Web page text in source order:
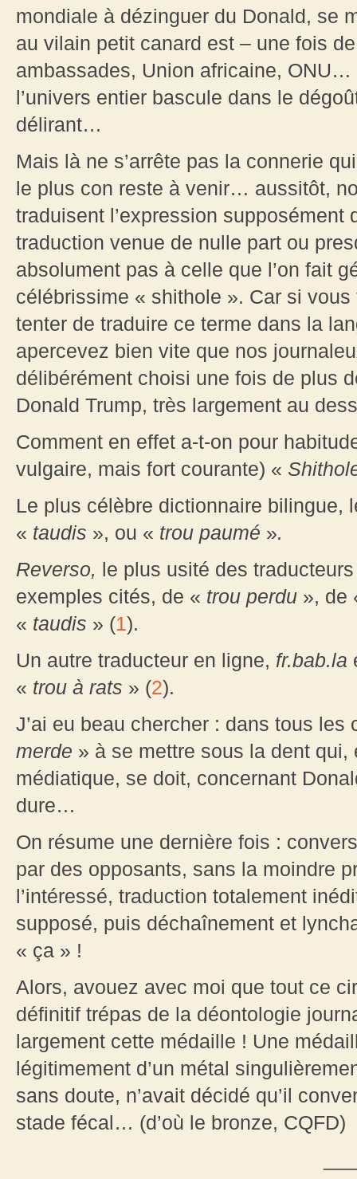
mondiale à dézinguer du Donald, se
au vilain petit canard est – une fois
ambassades, Union africaine, ONU…
l’univers entier bascule dans le
délirant…
Mais là ne s’arrête pas la connerie
le plus con reste à venir… aussitôt,
traduisent l’expression
traduction venue de nulle part ou
absolument pas à celle que l’on fait
célébrissime « shithole ». Car si
tenter de traduire ce terme dans la
apercevez bien vite que nos
délibérément choisi une fois de plus
Donald Trump, très largement au
Comment en effet a-t-on pour
vulgaire, mais fort courante) «
Le plus célèbre dictionnaire bilingue,
« taudis », ou « trou paumé ».
Reverso, le plus usité des
exemples cités, de « trou perdu », de
« taudis » (1).
Un autre traducteur en ligne, fr.bab.la
« trou à rats » (2).
J’ai eu beau chercher : dans tous
merde » à se mettre sous la dent qui,
médiatique, se doit, concernant
dure…
On résume une dernière fois :
par des opposants, sans la moindre
l’intéressé, traduction totalement
supposé, puis déchaînement et
« ça » !
Alors, avouez avec moi que tout ce
définitif trépas de la déontologie
largement cette médaille ! Une
légitimement d’un métal
sans doute, n’avait décidé qu’il
stade fécal… (d’où le bronze, CQFD)